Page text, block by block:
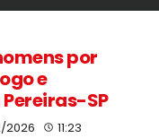
por
e
SP
2026 11:23